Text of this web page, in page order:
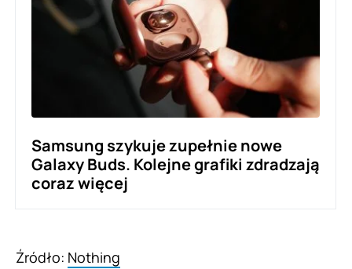
Samsung szykuje zupełnie nowe
Galaxy Buds. Kolejne grafiki zdradzają
coraz więcej
Źródło: Nothing